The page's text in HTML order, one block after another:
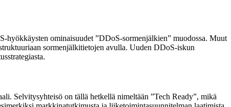
hyökkäysten ominaisuudet ”DDoS-sormenjälkien” muodossa. Muut
sormenjälkitietojen avulla. Uuden DDoS-iskun
Selvitysyhteisö on tällä hetkellä nimeltään ”Tech Ready”, mikä